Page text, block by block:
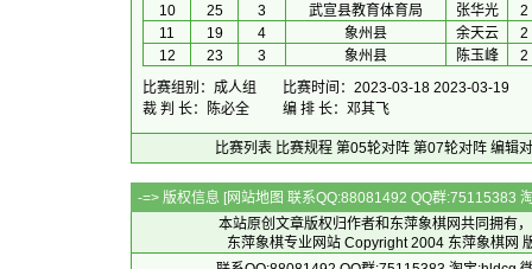
10
25 3 武宣县教育体育局 张华光
2
11
19 4 象州县 余天云
2
12
23 3 象州县 陈玉峰
2
比赛组别：成人组
比赛时间：2023-03-18 2023-03-19
裁 判 长：陈必全
编 排 长：邓其飞
比赛列表 比赛规程 第05轮对阵 第07轮对阵 编辑
-=> 版权信息 [网站地图 联系QQ:88081492 QQ群:75115383
本站原创文章版权归作者和 东萍象棋网共同拥有
东萍象棋专业网站 Copyright 2004 东萍象棋网